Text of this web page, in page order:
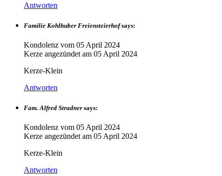
Antworten
Familie Kohlhuber Freiensteierhof says:
Kondolenz vom 05 April 2024
Kerze angezündet am 05 April 2024
Kerze-Klein
Antworten
Fam. Alfred Stradner says:
Kondolenz vom 05 April 2024
Kerze angezündet am 05 April 2024
Kerze-Klein
Antworten